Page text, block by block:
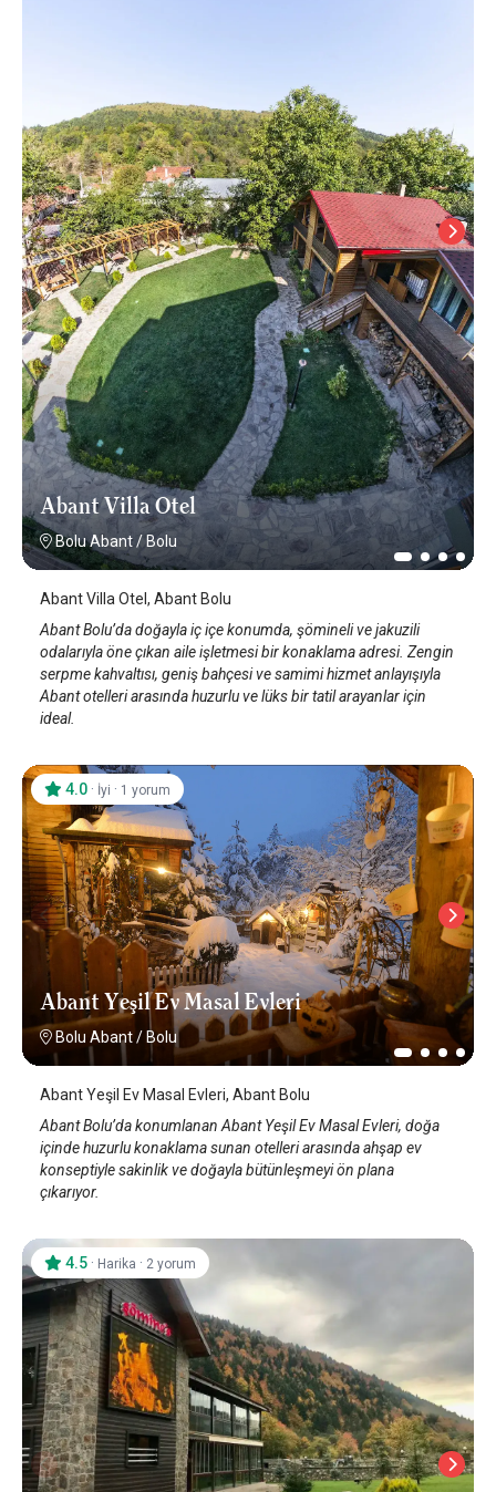
Abant Villa Otel
Bolu Abant/ Bolu
Abant Villa Otel, Abant Bolu
Abant Bolu’da doğayla iç içe konumda, şömineli ve jakuzili
odalarıyla öne çıkan aile işletmesi bir konaklama adresi. Zengin
serpme kahvaltısı, geniş bahçesi ve samimi hizmet anlayışıyla
Abant otelleri arasında huzurlu ve lüks bir tatil arayanlar için
ideal.
Abant Yeşil Ev Masal Evleri
Bolu Abant/ Bolu
4.0 · İyi · 1 yorum
Abant Yeşil Ev Masal Evleri, Abant Bolu
Abant Bolu’da konumlanan Abant Yeşil Ev Masal Evleri, doğa
içinde huzurlu konaklama sunan otelleri arasında ahşap ev
konseptiyle sakinlik ve doğayla bütünleşmeyi ön plana
çıkarıyor.
4.5 · Harika · 2 yorum